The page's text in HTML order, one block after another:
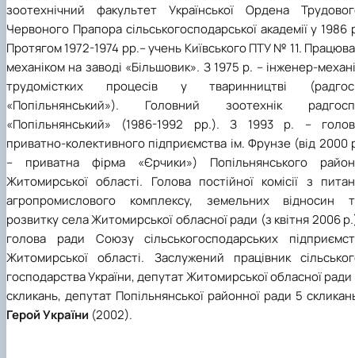
зоотехнічний факультет Української Ордена
Червоного Прапора сільськогосподарської академії у 1986
Протягом 1972-1974 рр.– учень Київського ПТУ № 11.
механіком на заводі «Більшовик». З 1975 р. – інженер-
трудомістких процесів у тваринництві
«Попільнянський»). Головний зоотехнік
«Попільнянський» (1986-1992 рр.). З 1993 р. –
приватно-колективного підприємства ім. Фрунзе (від 2000
– приватна фірма «Єрчики») Попільнянського
Житомирської області. Голова постійної комісії з
агропромислового комплексу, земельних відносин
розвитку села Житомирської обласної ради (з квітня 2006
голова ради Союзу сільськогосподарських
Житомирської області. Заслужений працівник
господарства України, депутат Житомирської обласної ради
скликань, депутат Попільнянської районної ради 5
Герой України (2002).